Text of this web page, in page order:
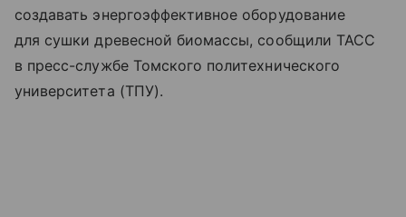
создавать энергоэффективное оборудование
для сушки древесной биомассы, сообщили ТАСС
в пресс-службе Томского политехнического
университета (ТПУ).